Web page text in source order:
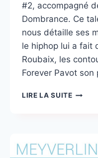
#2, accompagné
Dombrance. Ce
nous détaille ses
le hiphop lui a fait
Roubaix, les
Forever Pavot
LIRE LA SUITEEMILE